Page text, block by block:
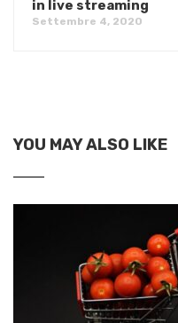
in live streaming
Settembre 4, 2020
YOU MAY ALSO LIKE